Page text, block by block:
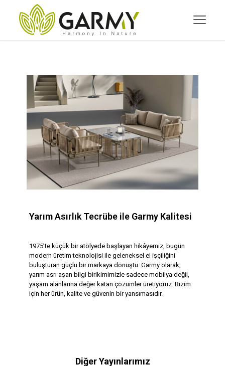
Yarım Asırlık Tecrübe ile Garmy Kalitesi
1975’te küçük bir atölyede başlayan hikâyemiz, bugün
modern üretim teknolojisi ile geleneksel el işçiliğini
buluşturan güçlü bir markaya dönüştü. Garmy olarak,
yarım asrı aşan bilgi birikimimizle sadece mobilya değil,
yaşam alanlarına değer katan çözümler üretiyoruz. Bizim
için her ürün, kalite ve güvenin bir yansımasıdır.
Diğer Yayınlarımız